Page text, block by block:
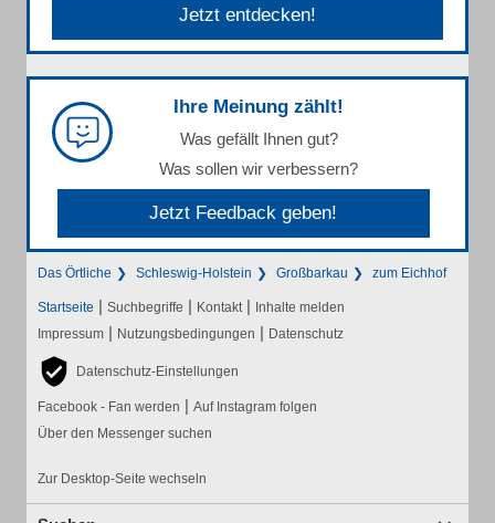
Jetzt entdecken!
Ihre Meinung zählt!
Was gefällt Ihnen gut?
Was sollen wir verbessern?
Jetzt Feedback geben!
Das Örtliche Schleswig-Holstein Großbarkau zum Eichhof
Startseite | Suchbegriffe | Kontakt | Inhalte melden
Impressum | Nutzungsbedingungen | Datenschutz
Datenschutz-Einstellungen
Facebook - Fan werden | Auf Instagram folgen
Über den Messenger suchen
Zur Desktop-Seite wechseln